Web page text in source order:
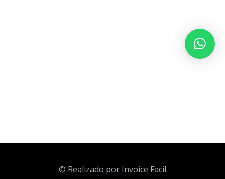
© Realizado por Invoice Facil